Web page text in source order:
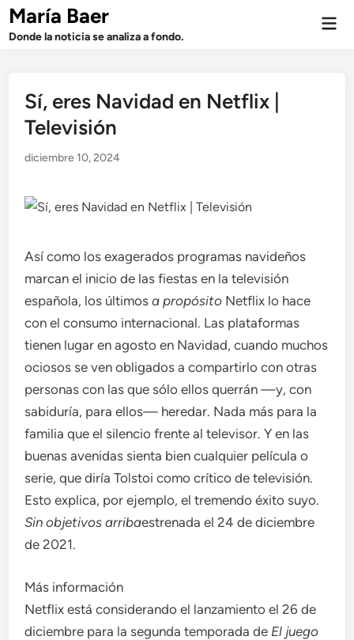
Saltar
contenido
María Baer
Donde la noticia se analiza a fondo.
Sí, eres Navidad en Netflix |
Televisión
diciembre 10, 2024
Así como los exagerados programas navideños
marcan el inicio de las fiestas en la televisión
española, los últimosa propósito Netflix lo hace
con el consumo internacional. Las plataformas
tienen lugar en agosto en Navidad, cuando muchos
ociosos se ven obligados a compartirlo con otras
personas con las que sólo ellos querrán —y, con
sabiduría, para ellos— heredar. Nada más para la
familia que el silencio frente al televisor. Y en las
buenas avenidas sienta bien cualquier película o
serie, que diría Tolstoi como crítico de televisión.
Esto explica, por ejemplo, el tremendo éxito suyo.
Sin objetivos arribaestrenada el 24 de diciembre
de 2021.
Más información
Netflix está considerando el lanzamiento el 26 de
diciembre para la segunda temporada de El juego